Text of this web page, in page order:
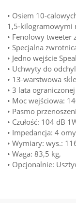
• Osiem 10-
1,5-kilogramowymi
• Fenolowy tweeter
• Specjalna
• Jedno wejście
• Uchwyty do
• 13-warstwowa
• 3 lata
• Moc wejściowa:
• Pasmo
• Czułość: 104 dB
• Impedancja: 4
• Wymiary: wys.:
• Waga: 83,5 kg,
• Opcjonalnie: